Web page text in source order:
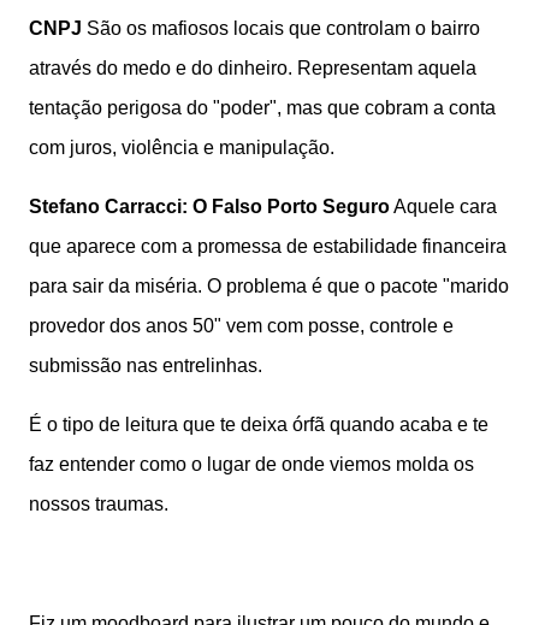
CNPJ São os mafiosos locais que controlam o bairro
através do medo e do dinheiro. Representam aquela
tentação perigosa do "poder", mas que cobram a conta
com juros, violência e manipulação.
Stefano Carracci: O Falso Porto SeguroAquele cara
que aparece com a promessa de estabilidade financeira
para sair da miséria. O problema é que o pacote "marido
provedor dos anos 50" vem com posse, controle e
submissão nas entrelinhas.
É o tipo de leitura que te deixa órfã quando acaba e te
faz entender como o lugar de onde viemos molda os
nossos traumas.